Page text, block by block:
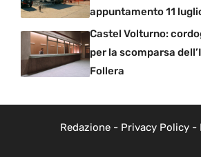
appuntamento 11
Castel Volturno:
per la scomparsa
Follera
Redazione- Privacy Policy-